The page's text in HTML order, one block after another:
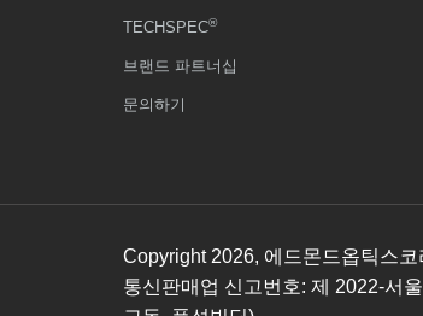
TECHSPEC®
브랜드 파트너십
문의하기
Copyright 2026, 에드몬드옵틱스코
통신판매업 신고번호: 제 2022-서